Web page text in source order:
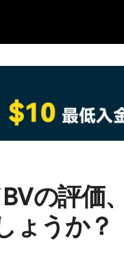
の評価
ょうか？